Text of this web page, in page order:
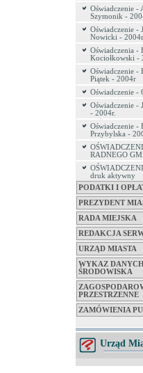
Oświadczenie -
Szymonik -
Oświadczenie -
Nowicki - 2004r.
Oświadczenia -
Kociołkowski -
Oświadczenie -
Piątek - 2004r
Oświadczenie -
Oświadczenie -
- 2004r.
Oświadczenie -
Przybylska -
RADNEGO
druk aktywny
PODATKI I
PREZYDENT
RADA MIEJSKA
REDAKCJA
URZĄD MIASTA
WYKAZ
ŚRODOWISKA
PRZESTRZENNE
ZAMÓWIENIA
Urząd